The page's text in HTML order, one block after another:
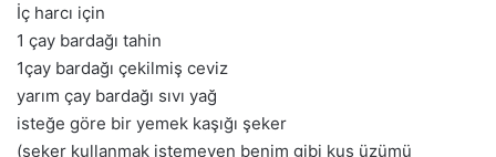
İç harcı için
1 çay bardağı tahin
1çay bardağı çekilmiş ceviz
yarım çay bardağı sıvı yağ
isteğe göre bir yemek kaşığı şeker
(şeker kullanmak istemeyen benim gibi kuş üzümü